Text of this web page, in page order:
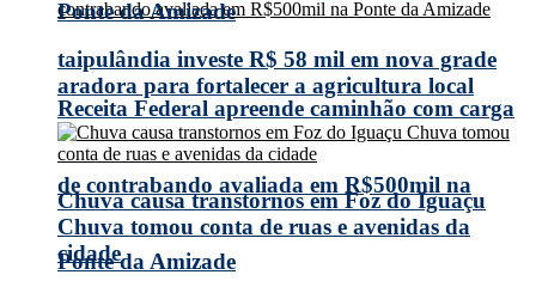
Receita Federal apreende caminhão com carga
de contrabando avaliada em R$500mil na
Ponte da Amizade
Ponte da Amizade
taipulândia investe R$ 58 mil em nova grade
aradora para fortalecer a agricultura local
Chuva causa transtornos em Foz do Iguaçu
Chuva tomou conta de ruas e avenidas da
cidade